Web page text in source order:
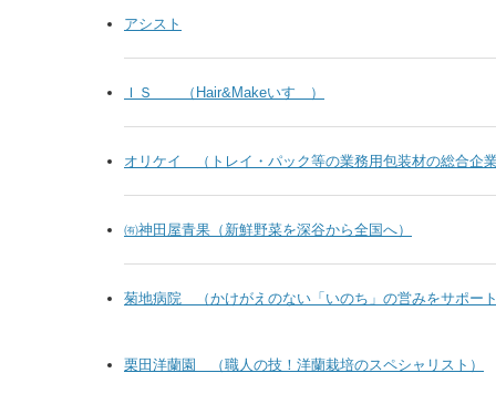
アシスト
ＩＳ （Hair&Makeいすゞ）
オリケイ （トレイ・パック等の業務用包装材の総合企業
㈲神田屋青果（新鮮野菜を深谷から全国へ）
菊地病院 （かけがえのない「いのち」の営みをサポート
栗田洋蘭園 （職人の技！洋蘭栽培のスペシャリスト）